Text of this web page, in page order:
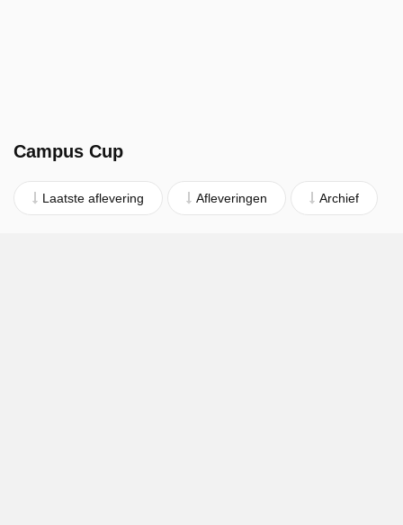
Campus Cup
Laatste aflevering Afleveringen Archief